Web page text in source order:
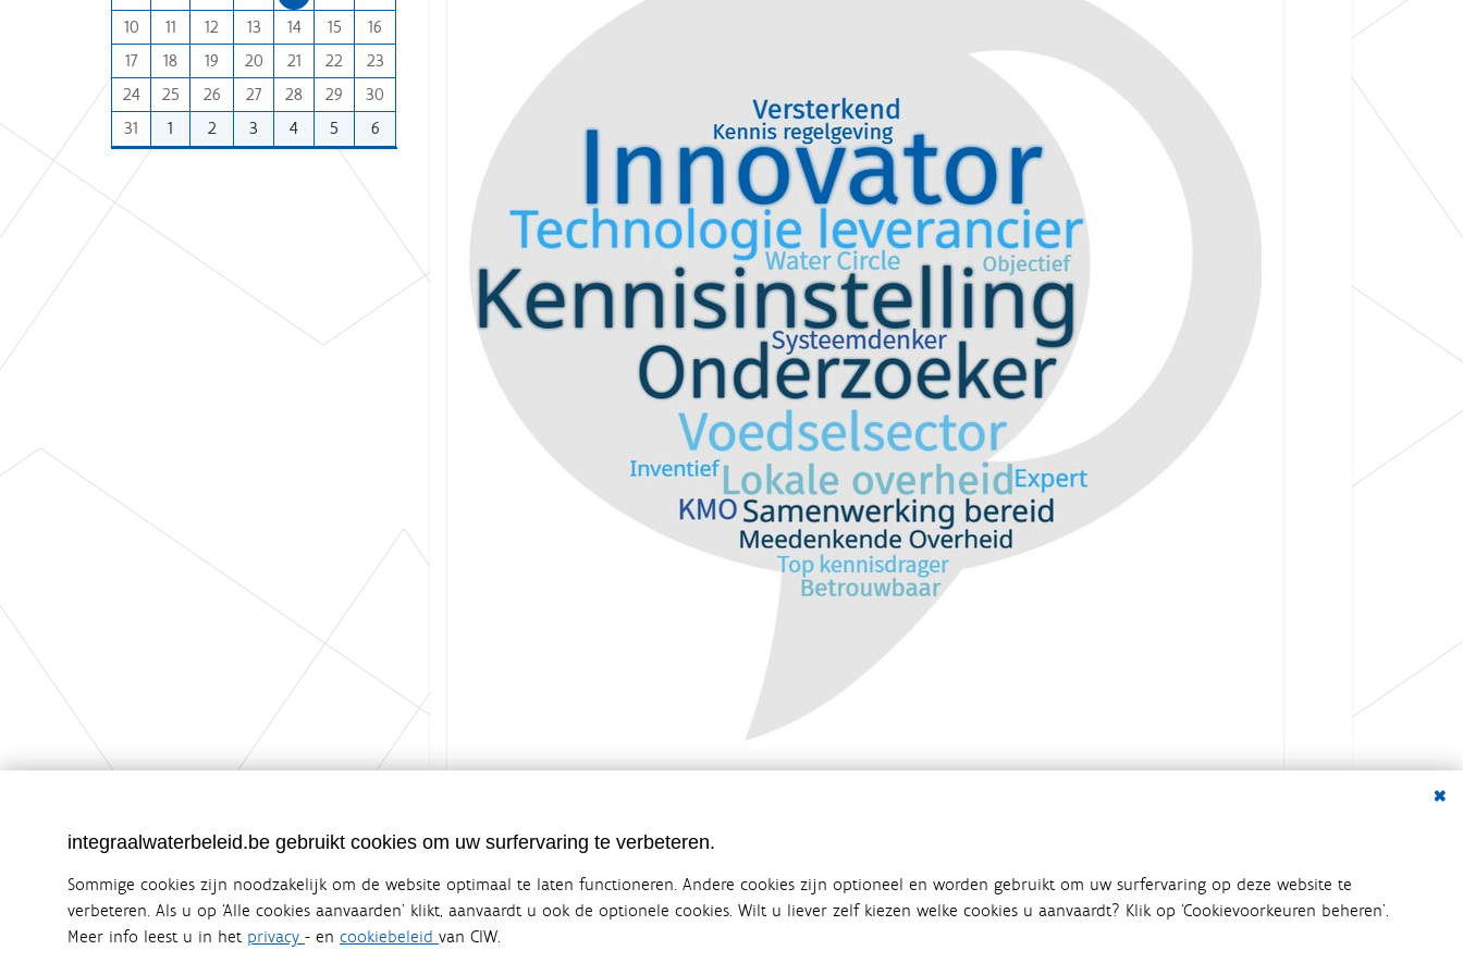
K
v
o
r
e
n
-
8
10
11 12 13 14 15
16
17
18 19 20 21 22
23
24
25 26 27 28 29
30
31
1 2 3 4 5 6
integraalwaterbeleid.be gebruikt cookies om uw surfervaring te verbeteren.
Sommige cookies zijn noodzakelijk om de website optimaal te laten functioneren. Andere cookies zijn optioneel en worden gebruikt om uw surfervaring op deze website te
verbeteren. Als u op ‘Alle cookies aanvaarden’ klikt, aanvaardt u ook de optionele cookies. Wilt u liever zelf kiezen welke cookies u aanvaardt? Klik op ‘Cookievoorkeuren beheren’.
Meer info leest u in het privacy - en cookiebeleid van CIW.
Integraalwaterbeleid.be is een officiële website van de Vlaamse overheid